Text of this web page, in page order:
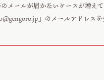
ールが届かないケースが増えて
」のメールアドレス